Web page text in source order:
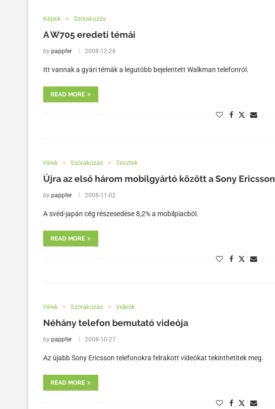
Képek Szórakozás
A W705 eredeti témái
by pappfer 2008-12-28
Itt vannak a gyári témák a legutóbb bejelentett Walkman telefonról.
READ MORE
Hírek Szórakozás Tesztek
Újra az első három mobilgyártó között a Sony Ericsson
by pappfer 2008-11-02
A svéd-japán cég részesedése 8,2% a mobilpiacból.
READ MORE
Hírek Szórakozás Videók
Néhány telefon bemutató videója
by pappfer 2008-10-27
Az újabb Sony Ericsson telefonokra felrakott videókat tekinthetitek meg.
READ MORE